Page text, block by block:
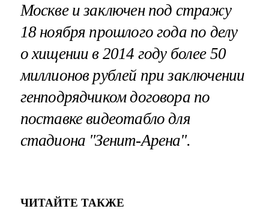
Москве и заключен под стражу
18 ноября прошлого года по делу
о хищении в 2014 году более 50
миллионов рублей при заключении
генподрядчиком договора по
поставке видеотабло для
стадиона "Зенит-Арена".
ЧИТАЙТЕ ТАКЖЕ